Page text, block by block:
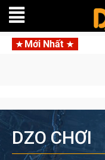
Mới Nhất Gia
DZO CHƠI